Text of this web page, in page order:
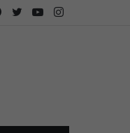
Instagram
YouTube
Twitter
Facebook